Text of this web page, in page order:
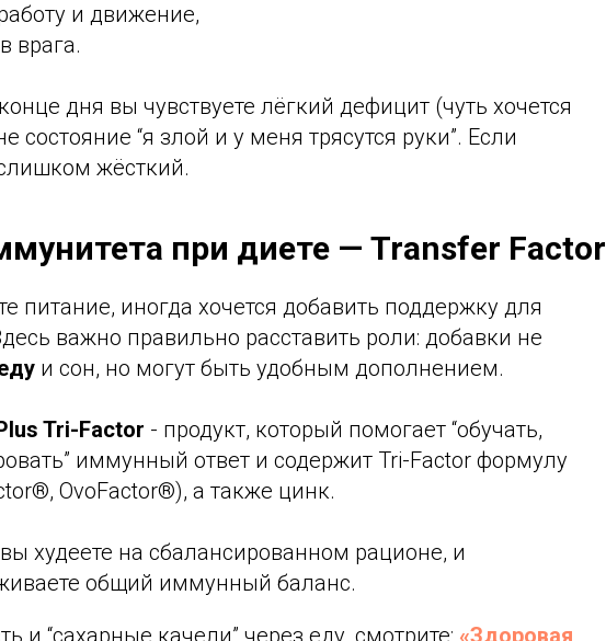
и движение,
врага.
дня вы чувствуете лёгкий дефицит (чуть хочется
состояние “я злой и у меня трясутся руки”. Если
жёсткий.
при диете — Transfer Factor
питание, иногда хочется добавить поддержку для
важно правильно расставить роли: добавки не
и сон, но могут быть удобным дополнением.
Tri-Factor - продукт, который помогает “обучать,
иммунный ответ и содержит Tri-Factor формулу
OvoFactor®), а также цинк.
худеете на сбалансированном рационе, и
общий иммунный баланс.
и “сахарные качели” через еду, смотрите: «Здоровая